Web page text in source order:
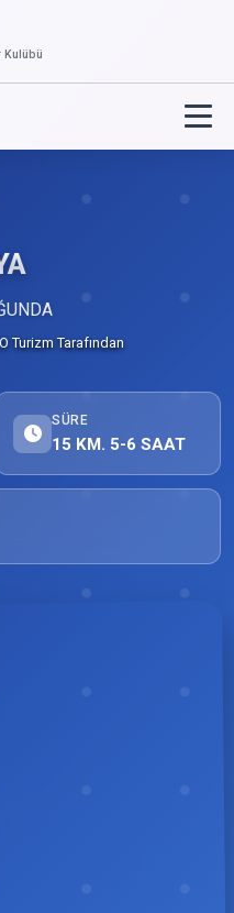
Kulübü
Turizm Tarafından
SÜRE
15 KM. 5-6 SAAT